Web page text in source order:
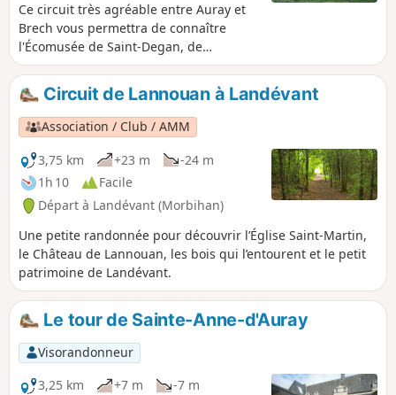
Ce circuit très agréable entre Auray et
Brech vous permettra de connaître
l'Écomusée de Saint-Degan, de
découvrir successivement la Chapelle
Saint-Guérin, son retable classique du
XVIIe siècle et sa fontaine miraculeuse,
le pont de Kerfroud, vestige de l'époque
gallo-romaine. Via un ancien sentier des
chouans, rejoindre la vallée de Tréauray
et la rivière du Loc'h puis après avoir
dépassé le verger conservatoire de
Saint-Degan, retrouver l'écomusée
Circuit de Lannouan à Landévant
Association / Club / AMM
3,75 km
+23 m
-24 m
1h 10
Facile
Départ à Landévant (Morbihan)
Une petite randonnée pour découvrir l’Église Saint-Martin,
le Château de Lannouan, les bois qui l’entourent et le petit
patrimoine de Landévant.
Le tour de Sainte-Anne-d'Auray
Visorandonneur
3,25 km
+7 m
-7 m